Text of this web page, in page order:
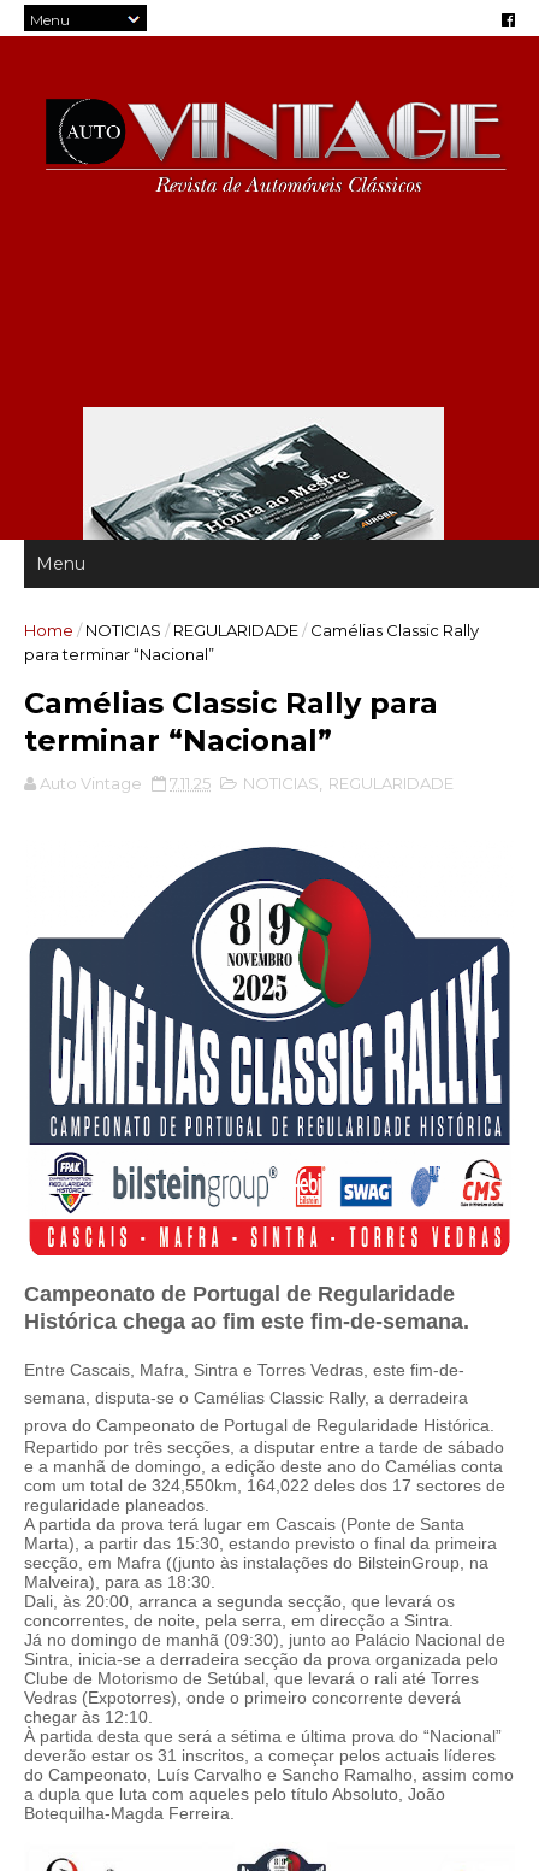
Home / NOTICIAS / REGULARIDADE/ Camélias Classic Rally
para terminar “Nacional”
Camélias Classic Rally para
terminar “Nacional”
Auto Vintage 7.11.25 NOTICIAS REGULARIDADE
Campeonato de Portugal de Regularidade
Histórica chega ao fim este fim-de-semana.
Entre Cascais, Mafra, Sintra e Torres Vedras, este fim-de-
semana, disputa-se o Camélias Classic Rally, a derradeira
prova do Campeonato de Portugal de Regularidade Histórica.
Repartido por três secções, a disputar entre a tarde de sábado
e a manhã de domingo, a edição deste ano do Camélias conta
com um total de 324,550km, 164,022 deles dos 17 sectores de
regularidade planeados.
A partida da prova terá lugar em Cascais (Ponte de Santa
Marta), a partir das 15:30, estando previsto o final da primeira
secção, em Mafra ((junto às instalações do BilsteinGroup, na
Malveira), para as 18:30.
Dali, às 20:00, arranca a segunda secção, que levará os
concorrentes, de noite, pela serra, em direcção a Sintra.
Já no domingo de manhã (09:30), junto ao Palácio Nacional de
Sintra, inicia-se a derradeira secção da prova organizada pelo
Clube de Motorismo de Setúbal, que levará o rali até Torres
Vedras (Expotorres), onde o primeiro concorrente deverá
chegar às 12:10.
À partida desta que será a sétima e última prova do “Nacional”
deverão estar os 31 inscritos, a começar pelos actuais líderes
do Campeonato, Luís Carvalho e Sancho Ramalho, assim como
a dupla que luta com aqueles pelo título Absoluto, João
Botequilha-Magda Ferreira.